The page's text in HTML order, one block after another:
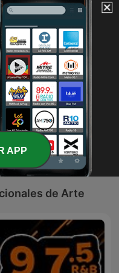
Libros Y Más Libros
de Arte
APP